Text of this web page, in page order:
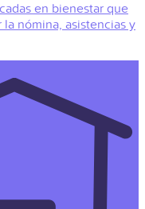
en bienestar que
nómina, asistencias y